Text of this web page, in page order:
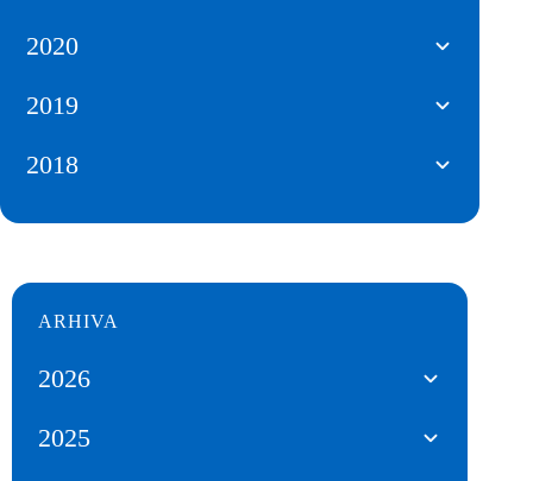
2020
2019
2018
ARHIVA
2026
2025